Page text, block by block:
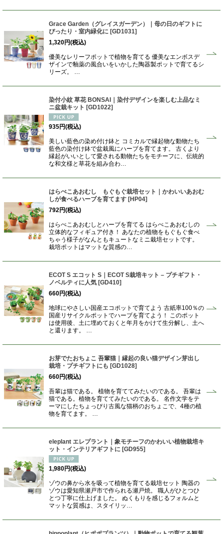
Grace Garden（グレイスガーデン）｜母の日のギフトに
ぴったり・室内緑化に [GD1031]
1,320円(税込)
優美なレリーフポットで植物を育てる 優美なエンボスデ
ザインで釉薬の風合いをいかした陶器製ポットで育てるシ
リーズ。 …
染付小紋 草花 BONSAI｜染付デザインを楽しむ上品なミ
ニ盆栽キット [GD1022]
935円(税込)
美しい藍色の染め付け鉢と コミカルで縁起物な動物たち
藍色の染付け鉢で盆栽風にハーブを育てます。 古くより
縁起がいいとして愛される動物たちをモチーフに、伝統的
な和文様と草花を組み合わ…
はらぺこあおむし もぐもぐ栽培セット｜かわいいあおむ
しが食べるハーブを育てます [HP04]
792円(税込)
はらぺこあおむしとハーブを育てる はらぺこあおむしの
立体的なフィギュア付き！ あなたの植物をもぐもぐ食べ
ちゃう様子がなんともキュートなミニ栽培セットです。
栽培ポットはマットな質感の…
ECOT S エコット S｜ECOT S栽培キット – プチギフト・
ノベルティに人気 [GD410]
660円(税込)
地球にやさしい国産エコポットで育てよう 古紙率100％の
国産リサイクルポットでハーブを育てよう！ このポット
は使用後、土に埋めておくと年月をかけて生分解し、土へ
と還ります。 …
お芽でたおちょこ 吾輩猫｜縁起の良い猫デザイン芽出し
栽培・プチギフトにも [GD1028]
660円(税込)
吾輩は猫である。 植物を育ててみたいのである。 吾輩は
猫である。植物を育ててみたいのである。 名作文学をテ
ーマにしたちょっぴり古風な猫柄のおちょこで、4種の植
物を育てます。 …
eleplant エレプラント｜象モチーフのかわいい植物栽培キ
ット・インテリアギフトに [GD955]
1,980円(税込)
ゾウの鼻から水を吸って植物を育てる栽培セット 陶器の
ゾウは愛知県瀬戸市で作られる瀬戸焼。 職人がひとつひ
とつ丁寧に仕上げました。 ぬくもりを感じるフォルムと
マットな質感は、スタイリッ…